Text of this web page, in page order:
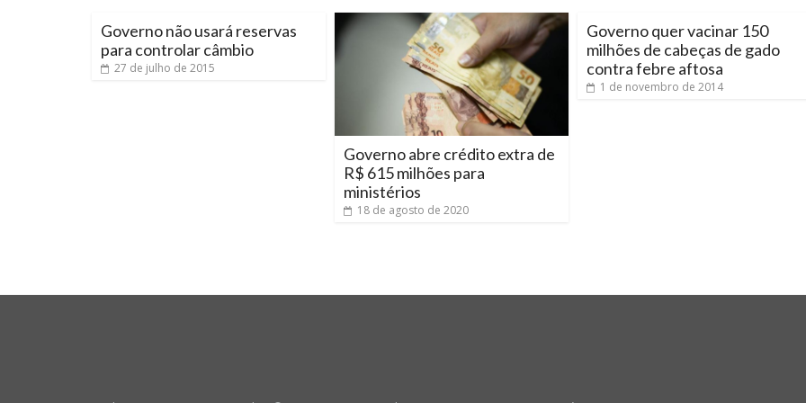
Governo não usará reservas
para controlar câmbio
27 de julho de 2015
Governo abre crédito extra de
R$ 615 milhões para
ministérios
18 de agosto de 2020
Governo quer vacinar 150
milhões de cabeças de gado
contra febre aftosa
1 de novembro de 2014